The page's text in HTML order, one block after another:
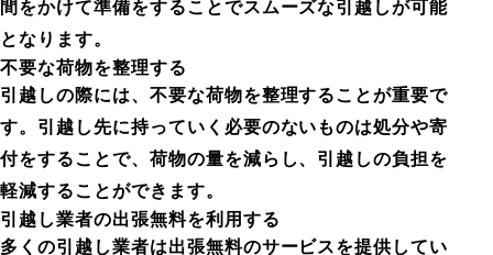
間をかけて準備をすることでスムーズな引越しが可能
となります。
不要な荷物を整理する
引越しの際には、不要な荷物を整理することが重要で
す。引越し先に持っていく必要のないものは処分や寄
付をすることで、荷物の量を減らし、引越しの負担を
軽減することができます。
引越し業者の出張無料を利用する
多くの引越し業者は出張無料のサービスを提供してい